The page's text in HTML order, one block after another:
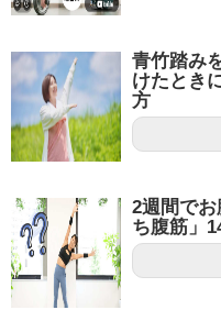
青竹踏み
けたとき
方
2週間で
ち腹筋」